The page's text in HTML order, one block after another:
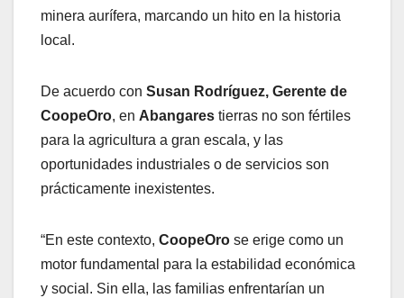
minera aurífera, marcando un hito en la historia
local.
De acuerdo con Susan Rodríguez, Gerente de
CoopeOro, en Abangares tierras no son fértiles
para la agricultura a gran escala, y las
oportunidades industriales o de servicios son
prácticamente inexistentes.
“En este contexto, CoopeOro se erige como un
motor fundamental para la estabilidad económica
y social. Sin ella, las familias enfrentarían un